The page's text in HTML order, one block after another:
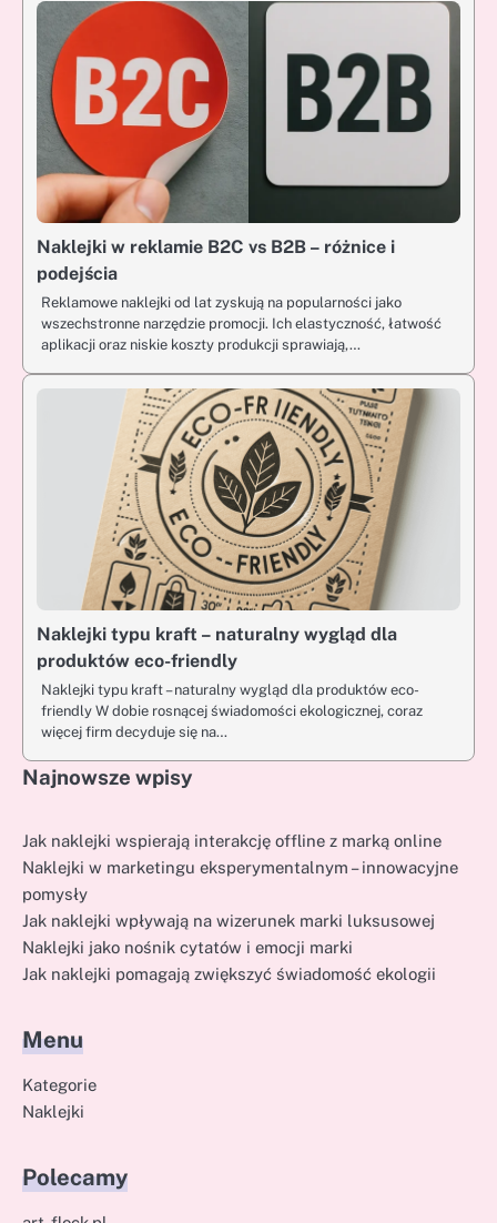
Naklejki w reklamie B2C vs B2B – różnice i
podejścia
Reklamowe naklejki od lat zyskują na popularności jako
wszechstronne narzędzie promocji. Ich elastyczność, łatwość
aplikacji oraz niskie koszty produkcji sprawiają,…
Naklejki typu kraft – naturalny wygląd dla
produktów eco-friendly
Naklejki typu kraft – naturalny wygląd dla produktów eco-
friendly W dobie rosnącej świadomości ekologicznej, coraz
więcej firm decyduje się na…
Najnowsze wpisy
Jak naklejki wspierają interakcję offline z marką online
Naklejki w marketingu eksperymentalnym – innowacyjne
pomysły
Jak naklejki wpływają na wizerunek marki luksusowej
Naklejki jako nośnik cytatów i emocji marki
Jak naklejki pomagają zwiększyć świadomość ekologii
Menu
Kategorie
Naklejki
Polecamy